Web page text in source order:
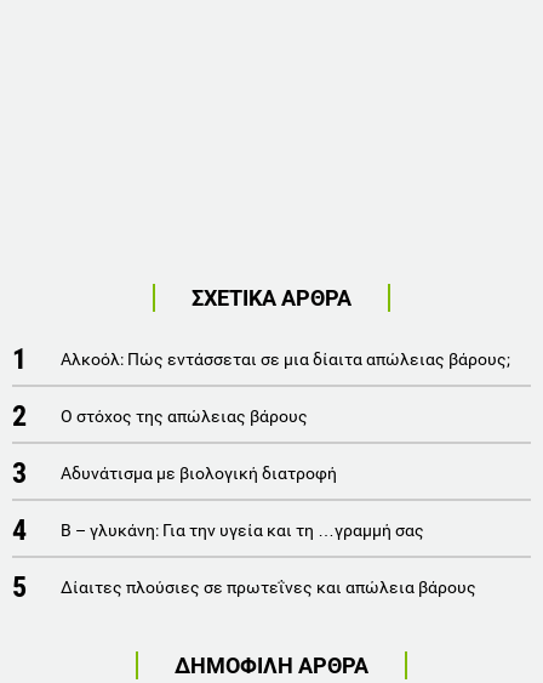
ΣΧΕΤΙΚΑ ΑΡΘΡΑ
1 Αλκοόλ: Πώς εντάσσεται σε μια δίαιτα απώλειας βάρους;
2 Ο στόχος της απώλειας βάρους
3 Αδυνάτισμα με βιολογική διατροφή
4 Β – γλυκάνη: Για την υγεία και τη …γραμμή σας
5 Δίαιτες πλούσιες σε πρωτεΐνες και απώλεια βάρους
ΔΗΜΟΦΙΛΗ ΑΡΘΡΑ